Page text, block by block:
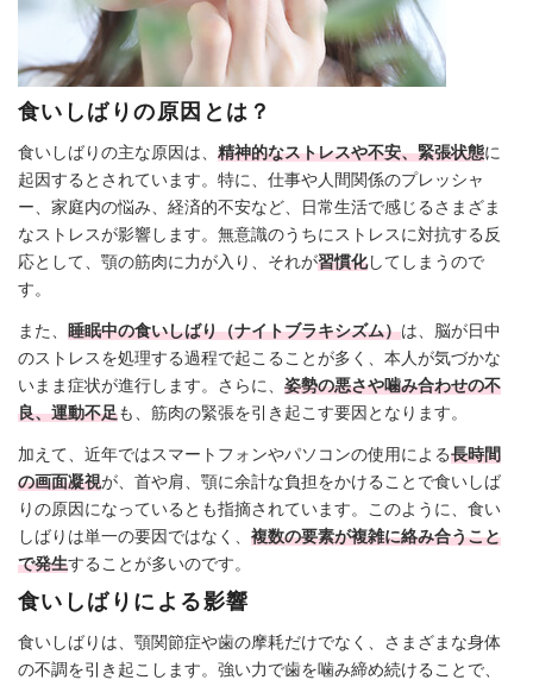
食いしばりの原因とは？
食いしばりの主な原因は、 精神的なストレスや不安、緊張状態に
起因するとされています。特に、仕事や人間関係のプレッシャ
ー、家庭内の悩み、経済的不安など、日常生活で感じるさまざま
なストレスが影響します。無意識のうちにストレスに対抗する反
応として、顎の筋肉に力が入り、それが習慣化してしまうので
す。
また、 睡眠中の食いしばり（ナイトブラキシズム）は、脳が日中
のストレスを処理する過程で起こることが多く、本人が気づかな
いまま症状が進行します。さらに、 姿勢の悪さや噛み合わせの不
良、運動不足も、筋肉の緊張を引き起こす要因となります。
加えて、近年ではスマートフォンやパソコンの使用による長時間
の画面凝視が、首や肩、顎に余計な負担をかけることで食いしば
りの原因になっているとも指摘されています。このように、食い
しばりは単一の要因ではなく、 複数の要素が複雑に絡み合うこと
で発生することが多いのです。
食いしばりによる影響
食いしばりは、顎関節症や歯の摩耗だけでなく、さまざまな身体
の不調を引き起こします。強い力で歯を噛み締め続けることで、